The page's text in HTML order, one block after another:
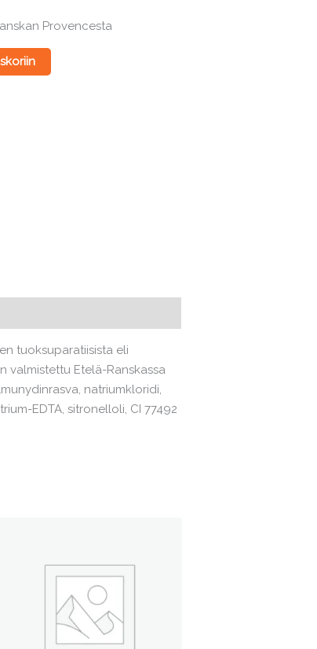
Provencesta
tuoksuparatiisista eli
valmistettu Etelä-Ranskassa
natriumkloridi,
EDTA, sitronelloli, CI 77492